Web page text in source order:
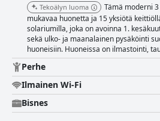
Tekoälyn luoma
Tämä moderni
mukavaa huonetta ja 15 yksiötä
solariumilla, joka on avoinna 1.
sekä ulko- ja maanalainen pysäköinti
huoneisiin. Huoneissa on ilmastointi,
Perhe
Ilmainen Wi-Fi
Bisnes